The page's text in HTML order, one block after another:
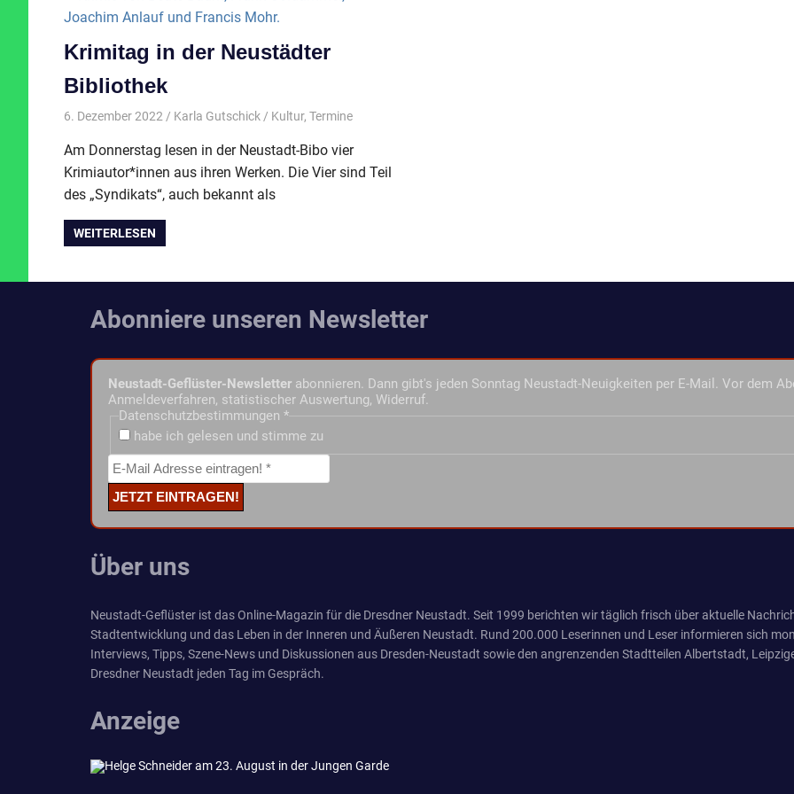
Krimitag in der Neustädter
Bibliothek
6. Dezember 2022 Karla Gutschick Kultur, Termine
Am Donnerstag lesen in der Neustadt-Bibo vier
Krimiautor*innen aus ihren Werken. Die Vier sind Teil
des „Syndikats“, auch bekannt als
WEITERLESEN
Abonniere unseren Newsletter
Neustadt-Geflüster-Newsletter abonnieren. Dann gibt's jeden Sonntag Neustadt-Neuigkeiten per E-Mail. Vor dem
Anmeldeverfahren, statistischer Auswertung, Widerruf.
Datenschutzbestimmungen *
habe ich gelesen und stimme zu
Über uns
Neustadt-Geflüster ist das Online-Magazin für die Dresdner Neustadt. Seit 1999 berichten wir täglich frisch über aktuelle
Stadtentwicklung und das Leben in der Inneren und Äußeren Neustadt. Rund 200.000 Leserinnen und Leser informieren sich
Interviews, Tipps, Szene-News und Diskussionen aus Dresden-Neustadt sowie den angrenzenden Stadtteilen Albertstadt,
Dresdner Neustadt jeden Tag im Gespräch.
Anzeige